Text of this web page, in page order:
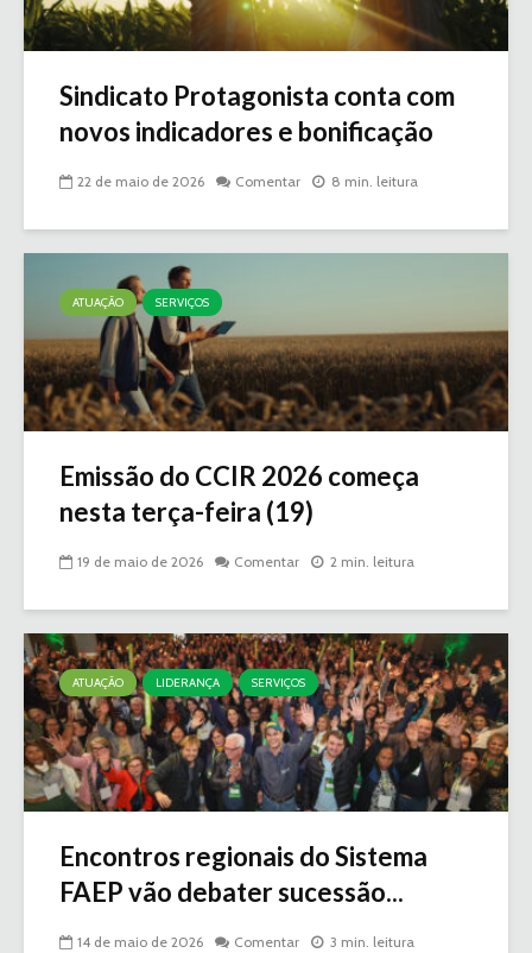
Sindicato Protagonista conta com
novos indicadores e bonificação
22 de maio de 2026 Comentar 8 min. leitura
ATUAÇÃO SERVIÇOS
Emissão do CCIR 2026 começa
nesta terça-feira (19)
19 de maio de 2026 Comentar 2 min. leitura
ATUAÇÃO LIDERANÇA SERVIÇOS
Encontros regionais do Sistema
FAEP vão debater sucessão...
14 de maio de 2026 Comentar 3 min. leitura